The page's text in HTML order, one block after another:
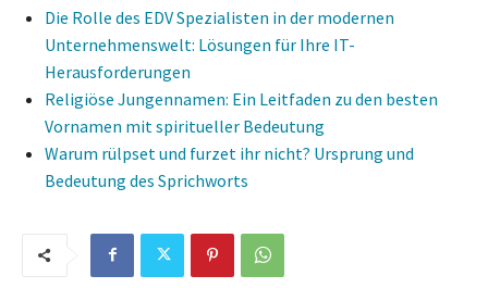
Die Rolle des EDV Spezialisten in der modernen
Unternehmenswelt: Lösungen für Ihre IT-
Herausforderungen
Religiöse Jungennamen: Ein Leitfaden zu den besten
Vornamen mit spiritueller Bedeutung
Warum rülpset und furzet ihr nicht? Ursprung und
Bedeutung des Sprichworts